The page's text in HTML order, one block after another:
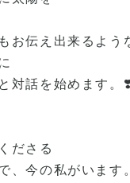
お伝え出来るよ
対話を始めます。
ださる
、今の私がいます。